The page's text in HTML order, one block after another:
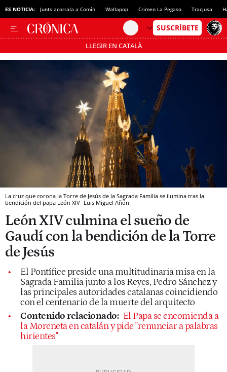
ES NOTICIA: Junts acorrala a Comín Wallapop Crimen La Pegaso Tracjusa
LLEGIR EN CATALÀ
Pásate al MODO AHORRO
La cruz que corona la Torre de Jesús de la Sagrada Familia se ilumina tras la
bendición del papa León XIV Luis Miguel Añón
León XIV culmina el sueño de
Gaudí con la bendición de la Torre
de Jesús
El Pontífice preside una multitudinaria misa en la
Sagrada Familia junto a los Reyes, Pedro Sánchez y
las principales autoridades catalanas coincidiendo
con el centenario de la muerte del arquitecto
Contenido relacionado: El Papa se encomienda a
la Moreneta en catalán y pide "renunciar a palabras
hirientes"